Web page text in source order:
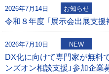
2026年7月14日 お知らせ
令和８年度 「展示会出展支
2026年7月10日 NEW
DX化に向けて専門家が無料
ンズオン相談支援」参加企業